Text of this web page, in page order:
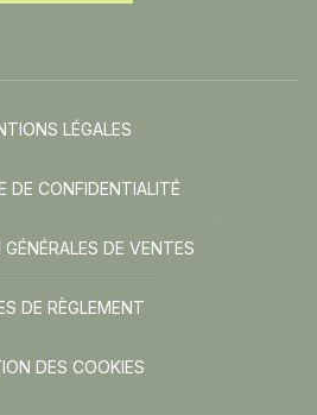
LÉGALES
DE CONFIDENTIALITÉ
DE VENTES
DE RÈGLEMENT
DES COOKIES